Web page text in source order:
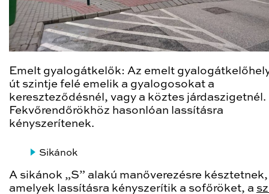
Emelt gyalogátkelők: Az emelt
út szintje felé emelik a gyalogosokat a
kereszteződésnél, vagy a köztes járdaszigetnél.
Fekvőrendőrökhöz hasonlóan lassításra
kényszerítenek.
Sikánok
A sikánok „S” alakú manőverezésre késztetnek,
amelyek lassításra kényszerítik a sofőröket, a